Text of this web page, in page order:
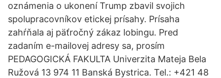
oznámenia o ukonení Trump zbavil svojich
spolupracovníkov etickej prísahy. Prísaha
zahŕňala aj päťročný zákaz lobingu. Pred
zadaním e-mailovej adresy sa, prosím
PEDAGOGICKÁ FAKULTA Univerzita Mateja Bela
Ružová 13 974 11 Banská Bystrica. Tel.: +421 48